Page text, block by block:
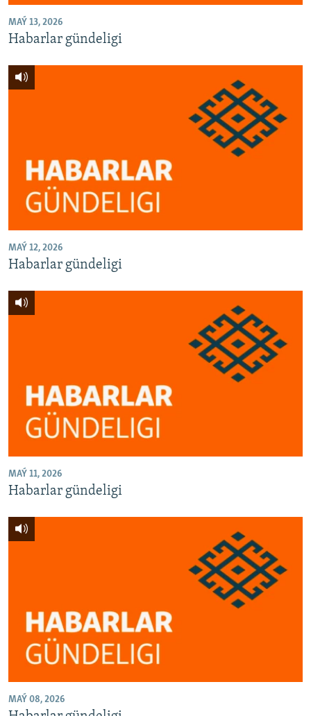
MAÝ 13, 2026
Habarlar gündeligi
MAÝ 12, 2026
Habarlar gündeligi
MAÝ 11, 2026
Habarlar gündeligi
MAÝ 08, 2026